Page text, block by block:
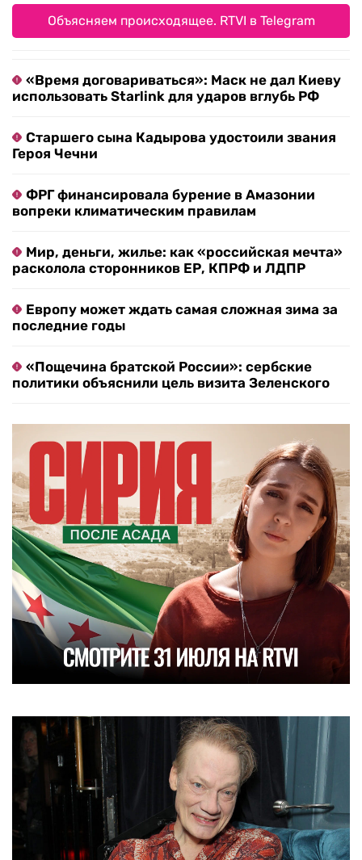
Объясняем происходящее. RTVI в Telegram
«Время договариваться»: Маск не дал Киеву
использовать Starlink для ударов вглубь РФ
Старшего сына Кадырова удостоили звания
Героя Чечни
ФРГ финансировала бурение в Амазонии
вопреки климатическим правилам
Мир, деньги, жилье: как «российская мечта»
расколола сторонников ЕР, КПРФ и ЛДПР
Европу может ждать самая сложная зима за
последние годы
«Пощечина братской России»: сербские
политики объяснили цель визита Зеленского